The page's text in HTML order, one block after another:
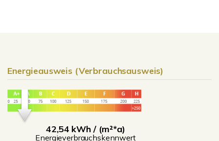
Energieausweis (Verbrauchsausweis)
42,54 kWh / (m²*a)
Energieverbrauchskennwert